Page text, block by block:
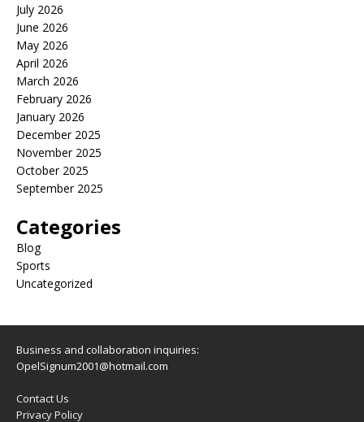
July 2026
June 2026
May 2026
April 2026
March 2026
February 2026
January 2026
December 2025
November 2025
October 2025
September 2025
Categories
Blog
Sports
Uncategorized
Business and collaboration inquiries:
OpelSignum2001@hotmail.com
Contact Us
Privacy Policy